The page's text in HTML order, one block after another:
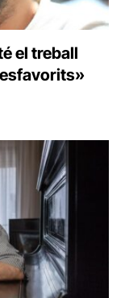
el treball